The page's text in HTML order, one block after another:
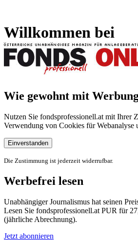
Willkommen bei
Wie gewohnt mit
Nutzen Sie fondsprofessionell.at mit Ihrer
Verwendung von Cookies für Webanalyse
Einverstanden
Die Zustimmung ist jederzeit widerrufbar.
Werbefrei lesen
Unabhängiger Journalismus hat seinen
Lesen Sie fondsprofessionell.at PUR für
(jährliche Abrechnung).
Jetzt abonnieren